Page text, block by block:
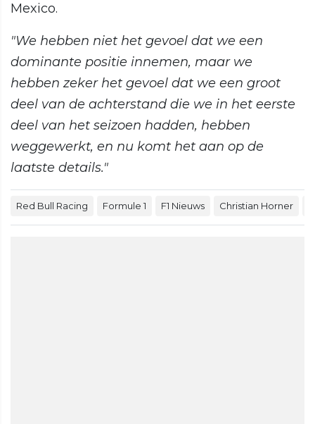
Mexico.
"We hebben niet het gevoel dat we een
dominante positie innemen, maar we
hebben zeker het gevoel dat we een groot
deel van de achterstand die we in het eerste
deel van het seizoen hadden, hebben
weggewerkt, en nu komt het aan op de
laatste details."
Red Bull Racing Formule 1 F1 Nieuws Christian Horner